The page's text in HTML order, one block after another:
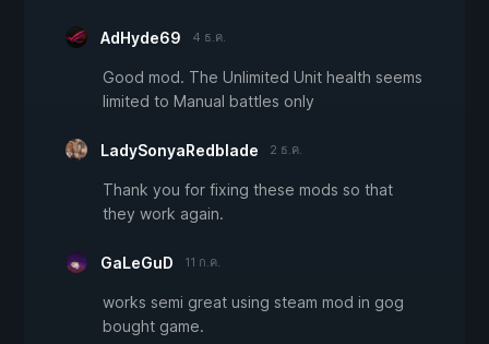
AdHyde69 4 ธ.ค.
Good mod. The Unlimited Unit health seems
limited to Manual battles only
LadySonyaRedblade 2 ธ.ค.
Thank you for fixing these mods so that
they work again.
GaLeGuD 11 ก.ค.
works semi great using steam mod in gog
bought game.